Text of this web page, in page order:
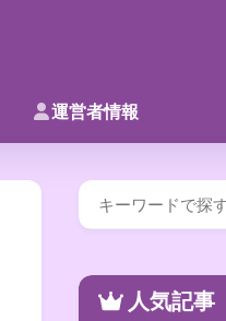
運営者情報
人気記事